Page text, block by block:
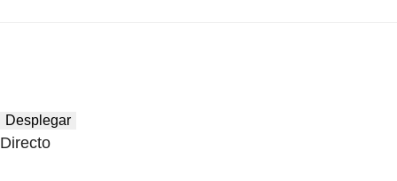
Desplegar
Directo